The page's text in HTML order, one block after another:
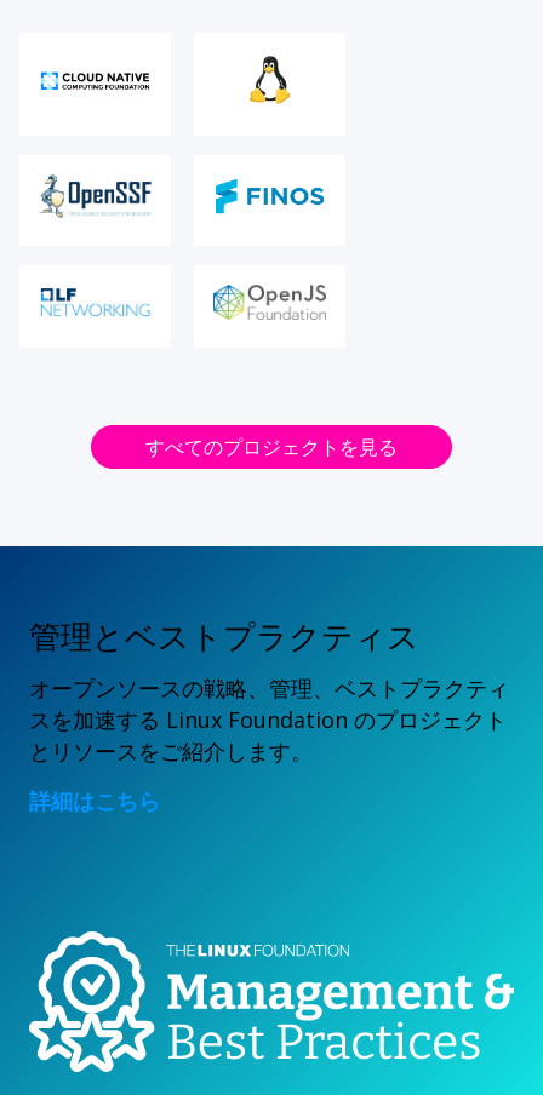
すべてのプロジェクトを見る
管理とベストプラクティス
オープンソースの戦略、管理、ベストプラクティ
スを加速する Linux Foundation のプロジェクト
とリソースをご紹介します。
詳細はこちら